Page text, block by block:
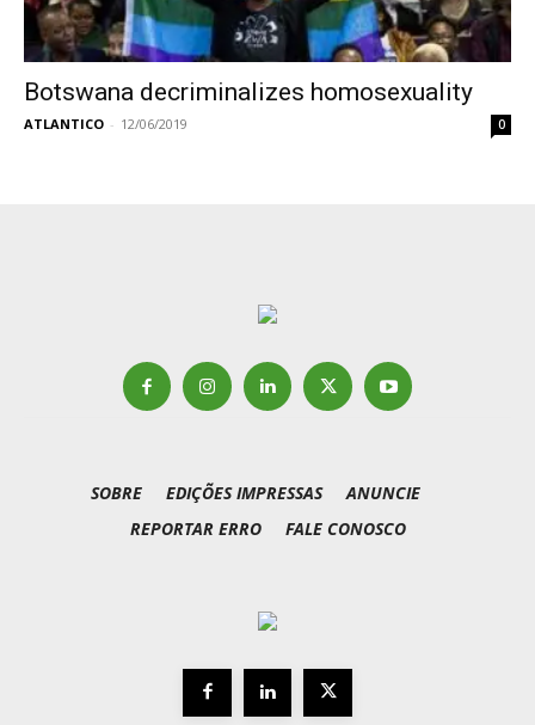
Botswana decriminalizes homosexuality
ATLANTICO - 12/06/2019 0
SOBRE EDIÇÕES IMPRESSAS
ANUNCIE
REPORTAR ERRO
FALE CONOSCO